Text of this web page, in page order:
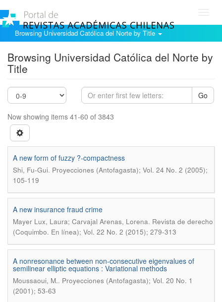
Browsing Universidad Católica del Norte by Title
Browsing Universidad Católica del Norte by
Title
Go
Now showing items 41-60 of 3843
A new form of fuzzy ?-compactness
Shi, Fu-Gui. Proyecciones (Antofagasta); Vol. 24 No. 2 (2005);
105-119
A new insurance fraud crime
Mayer Lux, Laura; Carvajal Arenas, Lorena. Revista de derecho
(Coquimbo. En línea); Vol. 22 No. 2 (2015); 279-313
A nonresonance between non-consecutive eigenvalues of
semilinear elliptic equations : Variational methods
Moussaoui, M.. Proyecciones (Antofagasta); Vol. 20 No. 1
(2001); 53-63